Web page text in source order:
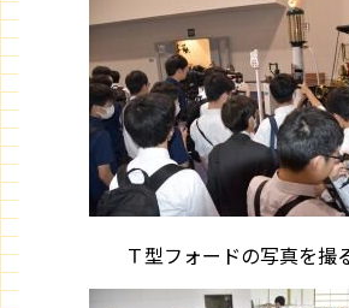
Ｔ型フォードの写真を撮